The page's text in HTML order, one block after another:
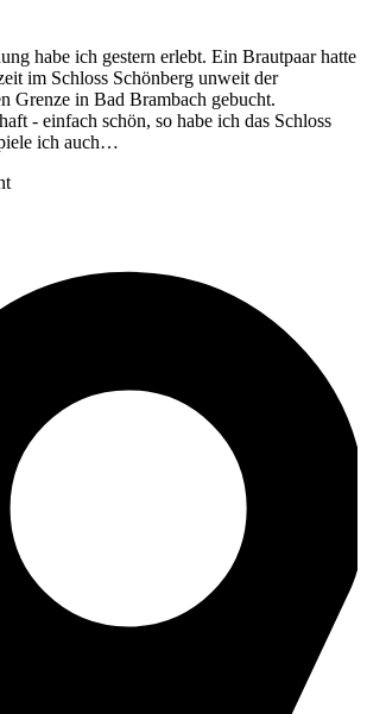
habe ich gestern erlebt. Ein Brautpaar hatte
im Schloss Schönberg unweit der
Grenze in Bad Brambach gebucht.
- einfach schön, so habe ich das Schloss
ich auch…